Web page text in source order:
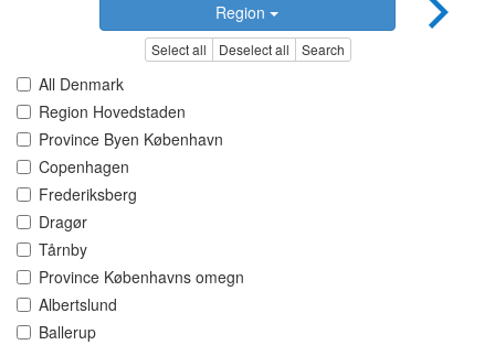
Region
Select all Deselect all Search
All Denmark
Region Hovedstaden
Province Byen København
Copenhagen
Frederiksberg
Dragør
Tårnby
Province Københavns omegn
Albertslund
Ballerup